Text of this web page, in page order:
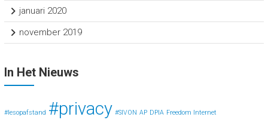
januari 2020
november 2019
In Het Nieuws
#lesopafstand #privacy #SIVON AP DPIA Freedom Internet